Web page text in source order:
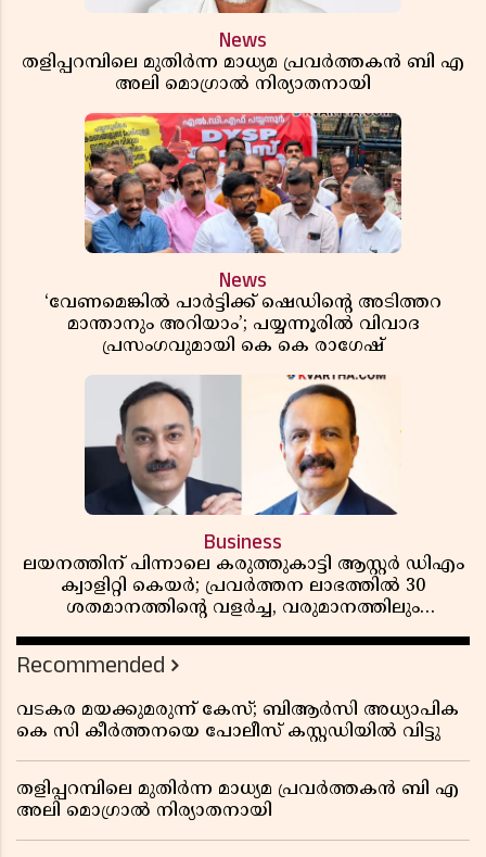
News
തളിപ്പറമ്പിലെ മുതിർന്ന മാധ്യമ പ്രവർത്തകൻ ബി എ
അലി മൊഗ്രാൽ നിര്യാതനായി
News
‘വേണമെങ്കിൽ പാർട്ടിക്ക് ഷെഡിൻ്റെ അടിത്തറ
മാന്താനും അറിയാം’; പയ്യന്നൂരിൽ വിവാദ
പ്രസംഗവുമായി കെ കെ രാഗേഷ്
Business
ലയനത്തിന് പിന്നാലെ കരുത്തുകാട്ടി ആസ്റ്റർ ഡിഎം
ക്വാളിറ്റി കെയർ; പ്രവർത്തന ലാഭത്തിൽ 30
ശതമാനത്തിൻ്റെ വളർച്ച, വരുമാനത്തിലും
റിപ്പോർട്ട് പുറത്ത്
Recommended
വടകര മയക്കുമരുന്ന് കേസ്; ബിആർസി അധ്യാപിക
കെ സി കീർത്തനയെ പോലീസ് കസ്റ്റഡിയിൽ വിട്ടു
തളിപ്പറമ്പിലെ മുതിർന്ന മാധ്യമ പ്രവർത്തകൻ ബി എ
അലി മൊഗ്രാൽ നിര്യാതനായി